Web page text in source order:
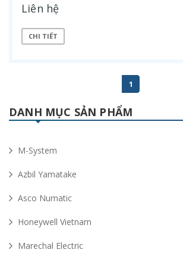
Liên hệ
CHI TIẾT
1
DANH MỤC SẢN PHẨM
M-System
Azbil Yamatake
Asco Numatic
Honeywell Vietnam
Marechal Electric